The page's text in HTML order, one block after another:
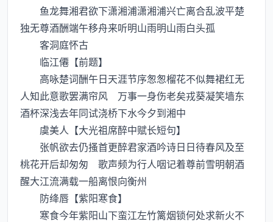
鱼龙舞湘君欲下潇湘浦潇湘浦兴亡离合乱波平楚
独无尊酒酬端午移舟来听明山雨明山雨白头孤
客洞庭怀古
临江僊【前题】
高咏楚词酬午日天涯节序怱怱榴花不似舞裙红无
人知此意歌罢满帘风 万事一身伤老矣戎葵凝笑墙东
酒杯深浅去年同试浇桥下水今夕到湘中
虞美人【大光祖席醉中赋长短句】
张帆欲去仍搔首更醉君家酒吟诗日日待春风及至
桃花开后却匆匆 歌声频为行人咽记着尊前雪明朝酒
醒大江流满载一船离恨向衡州
防绛唇【紫阳寒食】
寒食今年紫阳山下蛮江左竹篱烟锁何处求新火不